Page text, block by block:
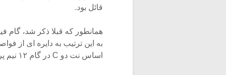
قائل بود.
همانطور که قبلا ذکر شد، گام
به این ترتیب به دایره ای از
اساس نت دو C در گام ۱۲ نیم پرده مساوی مشاهده می شود: